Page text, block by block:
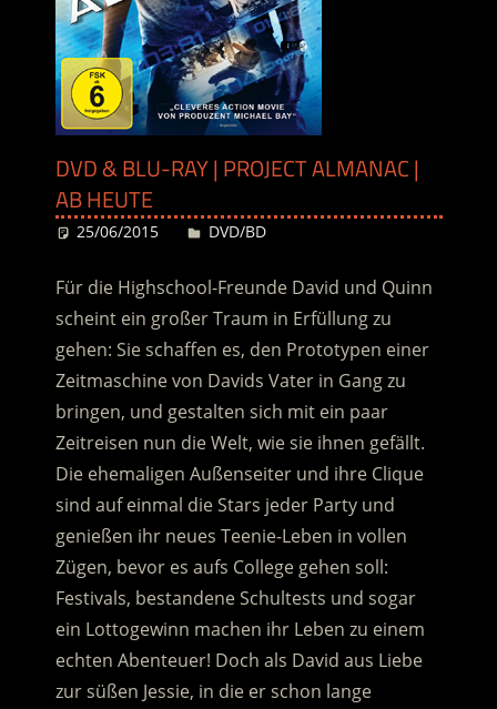
DVD & BLU-RAY | PROJECT ALMANAC |
AB HEUTE
25/06/2015 Desiree
DVD/BD
Für die Highschool-Freunde David und Quinn
scheint ein großer Traum in Erfüllung zu
gehen: Sie schaffen es, den Prototypen einer
Zeitmaschine von Davids Vater in Gang zu
bringen, und gestalten sich mit ein paar
Zeitreisen nun die Welt, wie sie ihnen gefällt.
Die ehemaligen Außenseiter und ihre Clique
sind auf einmal die Stars jeder Party und
genießen ihr neues Teenie-Leben in vollen
Zügen, bevor es aufs College gehen soll:
Festivals, bestandene Schultests und sogar
ein Lottogewinn machen ihr Leben zu einem
echten Abenteuer! Doch als David aus Liebe
zur süßen Jessie, in die er schon lange